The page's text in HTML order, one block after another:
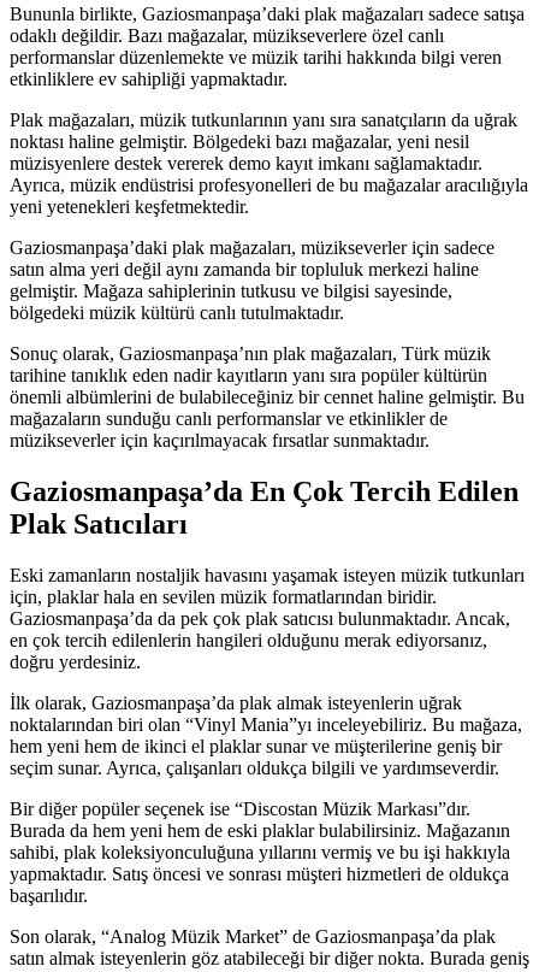
Bununla birlikte, Gaziosmanpaşa’daki plak mağazaları sadece satışa
odaklı değildir. Bazı mağazalar, müzikseverlere özel canlı
performanslar düzenlemekte ve müzik tarihi hakkında bilgi veren
etkinliklere ev sahipliği yapmaktadır.
Plak mağazaları, müzik tutkunlarının yanı sıra sanatçıların da uğrak
noktası haline gelmiştir. Bölgedeki bazı mağazalar, yeni nesil
müzisyenlere destek vererek demo kayıt imkanı sağlamaktadır.
Ayrıca, müzik endüstrisi profesyonelleri de bu mağazalar aracılığıyla
yeni yetenekleri keşfetmektedir.
Gaziosmanpaşa’daki plak mağazaları, müzikseverler için sadece
satın alma yeri değil aynı zamanda bir topluluk merkezi haline
gelmiştir. Mağaza sahiplerinin tutkusu ve bilgisi sayesinde,
bölgedeki müzik kültürü canlı tutulmaktadır.
Sonuç olarak, Gaziosmanpaşa’nın plak mağazaları, Türk müzik
tarihine tanıklık eden nadir kayıtların yanı sıra popüler kültürün
önemli albümlerini de bulabileceğiniz bir cennet haline gelmiştir. Bu
mağazaların sunduğu canlı performanslar ve etkinlikler de
müzikseverler için kaçırılmayacak fırsatlar sunmaktadır.
Gaziosmanpaşa’da En Çok Tercih Edilen
Plak Satıcıları
Eski zamanların nostaljik havasını yaşamak isteyen müzik tutkunları
için, plaklar hala en sevilen müzik formatlarından biridir.
Gaziosmanpaşa’da da pek çok plak satıcısı bulunmaktadır. Ancak,
en çok tercih edilenlerin hangileri olduğunu merak ediyorsanız,
doğru yerdesiniz.
İlk olarak, Gaziosmanpaşa’da plak almak isteyenlerin uğrak
noktalarından biri olan “Vinyl Mania”yı inceleyebiliriz. Bu mağaza,
hem yeni hem de ikinci el plaklar sunar ve müşterilerine geniş bir
seçim sunar. Ayrıca, çalışanları oldukça bilgili ve yardımseverdir.
Bir diğer popüler seçenek ise “Discostan Müzik Markası”dır.
Burada da hem yeni hem de eski plaklar bulabilirsiniz. Mağazanın
sahibi, plak koleksiyonculuğuna yıllarını vermiş ve bu işi hakkıyla
yapmaktadır. Satış öncesi ve sonrası müşteri hizmetleri de oldukça
başarılıdır.
Son olarak, “Analog Müzik Market” de Gaziosmanpaşa’da plak
satın almak isteyenlerin göz atabileceği bir diğer nokta. Burada geniş